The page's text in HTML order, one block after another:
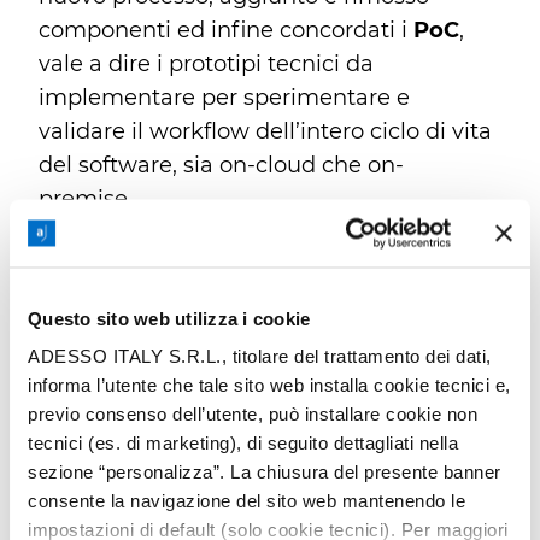
Questo sito web utilizza i cookie
ADESSO ITALY S.R.L., titolare del trattamento dei dati,
informa l’utente che tale sito web installa cookie tecnici e,
previo consenso dell’utente, può installare cookie non
tecnici (es. di marketing), di seguito dettagliati nella
sezione “personalizza”. La chiusura del presente banner
consente la navigazione del sito web mantenendo le
impostazioni di default (solo cookie tecnici). Per maggiori
componenti ed infine concordati i PoC,
vale a dire i prototipi tecnici da
implementare per sperimentare e
validare il workflow dell’intero ciclo di vita
del software, sia on-cloud che on-
premise.
La prototipazione ha incluso anche
sensibilizzando così il cliente a temi come
lagestione del debito tecnico, la
coverage con test automatici
e più in
generale a garantire la qualità del codice
prodotto.
Oltre al lavoro sul SDLC, abbiamo